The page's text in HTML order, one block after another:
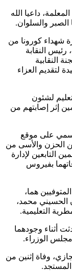
داعيا الله
الصبر والسلوان.
شهداء كورونا من
النقابة
النقابية
لتقديم العزاء
لشئون
في وقت سابق عن وفاة 4 معلمين إثر إصابتهم من
على موقع
الحزن والأسى من
التابعين لإدارة
بفيروس
هما،
الحسيني محمد،
التعليمية.
أثناء وجودهما
مجلس الوزراء.
وفاة إثنين من
المستجد.